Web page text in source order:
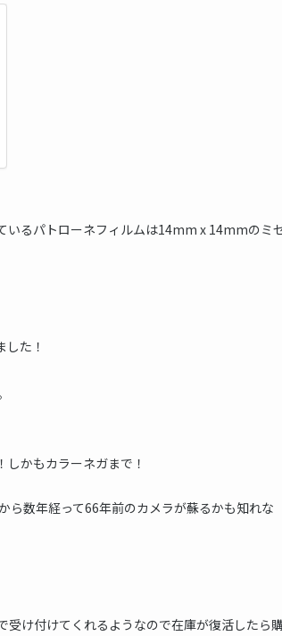
いるパトローネフィルムは14mm x 14mmのミ
た！
かもカラーネガまで！
ら数年経って66年前のカメラが蘇るかも知れな
受け付けてくれるようなので在庫が復活したら